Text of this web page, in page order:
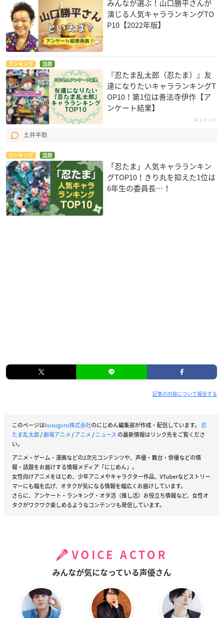
みんなが選ぶ！山口勝平さんが
演じる人気キャラランキングTO
P10【2022年版】
ランキング 話題
『忍たま乱太郎（忍たま）』友
達になりたいキャラランキングT
OP10！第1位は善法寺伊作【ア
ンケート結果】
4コメント
土井半助
ランキング 話題
「忍たま」人気キャラランキン
グTOP10！きり丸を抑えた1位は
6年生の委員長…！
記事の内容について報告する
このページはkusuguru株式会社のにじめん編集部が作成・配信しています。 忍
たま乱太郎/劇場アニメ/アニメ/ニュース の最新情報はリンク先をご覧くださ
い。
アニメ・ゲーム・漫画などの2次元コンテンツや、声優・舞台・俳優などの情
報・話題をお届けする情報メディア「にじめん」。
女性向けアニメをはじめ、少年アニメやキャラクター作品、VTuberなどストリー
マーにも幅を広げ、オタクが気になる情報を幅広くお届けしています。
さらに、アンケート・ランキング・オタ活（推し活）お役立ち情報など、女性オ
タクがワクワク楽しめるようなコンテンツも発信しています。
VOICE ACTOR
みんなが気になっている声優さん